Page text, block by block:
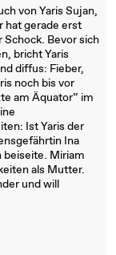
von Yaris Sujan,
hat gerade erst
Bevor sich
bricht Yaris
diffus: Fieber,
noch bis vor
am Äquator“ im
Ist Yaris der
Ina
beiseite. Miriam
als Mutter.
und will